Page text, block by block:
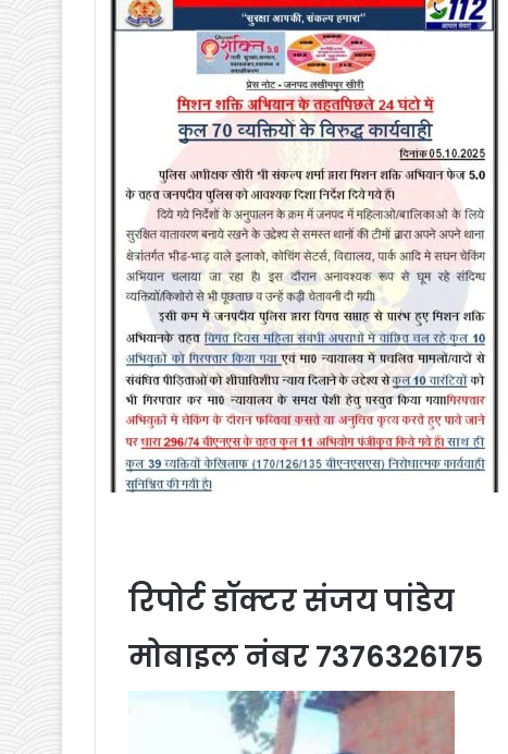
रिपोर्ट डॉक्टर संजय पांडेय
मोबाइल नंबर 7376326175